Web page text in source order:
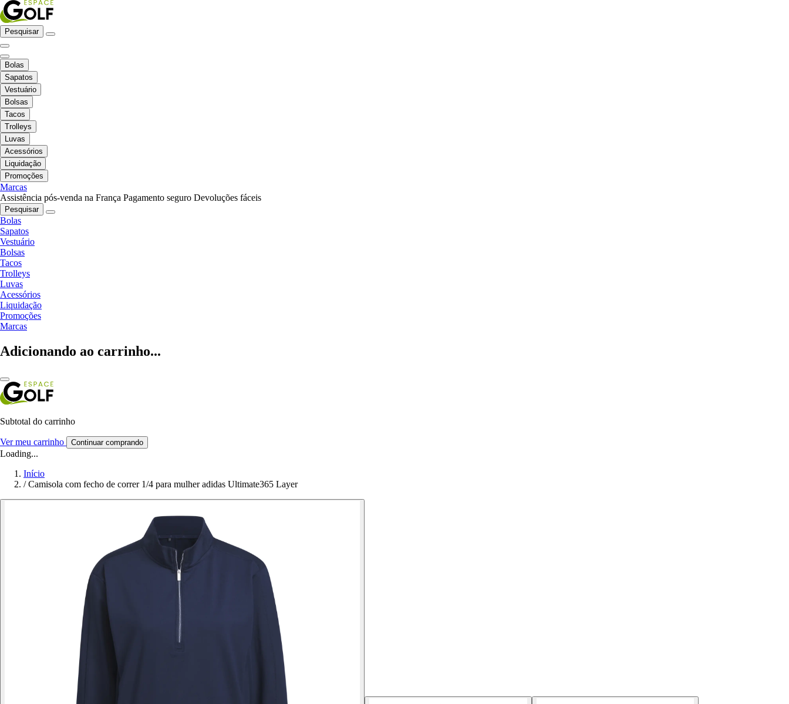
Pesquisar
Bolas
Sapatos
Vestuário
Bolsas
Tacos
Trolleys
Luvas
Acessórios
Liquidação
Promoções
Marcas
Assistência pós-venda na França Pagamento seguro Devoluções fáceis
Pesquisar
Bolas
Sapatos
Vestuário
Bolsas
Tacos
Trolleys
Luvas
Acessórios
Liquidação
Promoções
Marcas
Adicionando ao carrinho...
Subtotal do carrinho
Ver meu carrinho Continuar comprando
Loading...
Início
/ Camisola com fecho de correr 1/4 para mulher adidas Ultimate365 Layer